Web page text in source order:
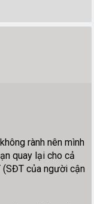
rành nên mình
quay lại cho cả
(SĐT của người cận